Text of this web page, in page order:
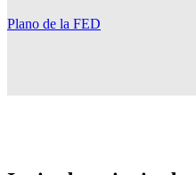
Plano de la FED